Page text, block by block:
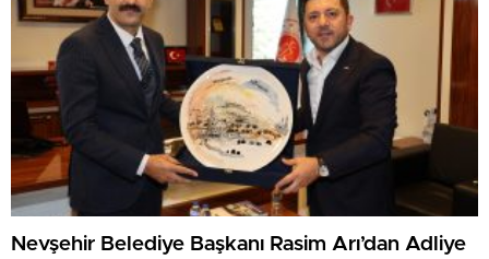
Nevşehir Belediye Başkanı Rasim Arı’dan Adliye